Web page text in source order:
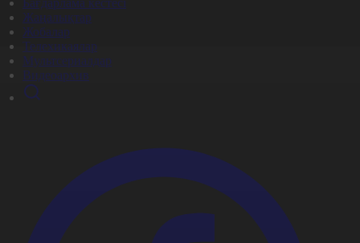
Жаңалықтар
Жобалар
Телехикаялар
Мультсериалдар
Видеоархив